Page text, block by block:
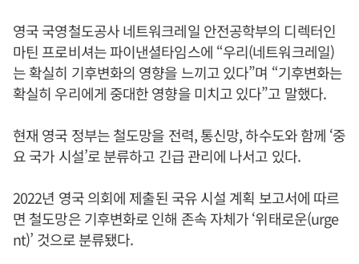
영국 국영철도공사 네트워크레일 안전공학부의 디렉터인
마틴 프로비셔는 파이낸셜타임스에 “우리(네트워크레일)
는 확실히 기후변화의 영향을 느끼고 있다”며 “기후변화는
확실히 우리에게 중대한 영향을 미치고 있다”고 말했다.
현재 영국 정부는 철도망을 전력, 통신망, 하수도와 함께 ‘중
요 국가 시설’로 분류하고 긴급 관리에 나서고 있다.
2022년 영국 의회에 제출된 국유 시설 계획 보고서에 따르
면 철도망은 기후변화로 인해 존속 자체가 ‘위태로운(urge
nt)’ 것으로 분류됐다.